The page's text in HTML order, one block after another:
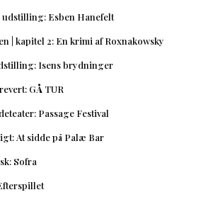
Esben Hanefelt
| kapitel 2: En krimi af Roxnakowsky
Isens brydninger
GÅ TUR
Passage Festival
At sidde på Palæ Bar
Sofra